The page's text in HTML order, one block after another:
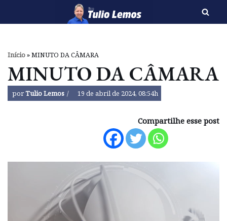
o
Início»MINUTO DA CÂMARA
MINUTO DA CÂMARA
porTulio Lemos 19 de abril de 2024, 08:54h
Compartilhe esse post